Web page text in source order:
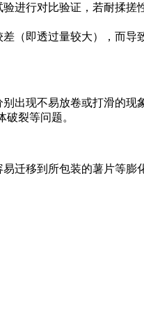
行对比验证，若耐揉搓
即透过量较大），而导
出现不易放卷或打滑的现
裂等问题。
移到所包装的薯片等膨